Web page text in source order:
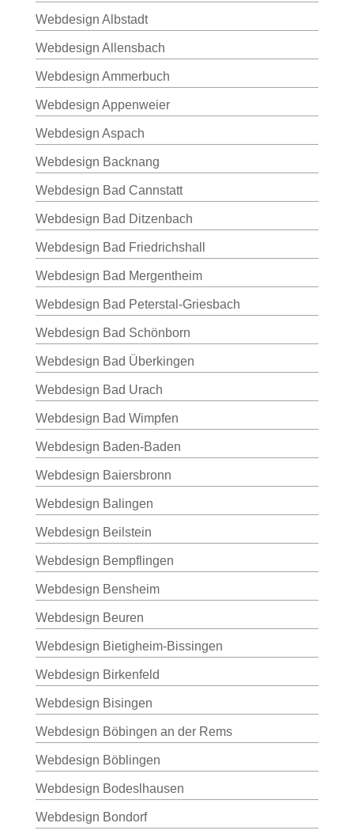
Webdesign Albstadt
Webdesign Allensbach
Webdesign Ammerbuch
Webdesign Appenweier
Webdesign Aspach
Webdesign Backnang
Webdesign Bad Cannstatt
Webdesign Bad Ditzenbach
Webdesign Bad Friedrichshall
Webdesign Bad Mergentheim
Webdesign Bad Peterstal-Griesbach
Webdesign Bad Schönborn
Webdesign Bad Überkingen
Webdesign Bad Urach
Webdesign Bad Wimpfen
Webdesign Baden-Baden
Webdesign Baiersbronn
Webdesign Balingen
Webdesign Beilstein
Webdesign Bempflingen
Webdesign Bensheim
Webdesign Beuren
Webdesign Bietigheim-Bissingen
Webdesign Birkenfeld
Webdesign Bisingen
Webdesign Böbingen an der Rems
Webdesign Böblingen
Webdesign Bodeslhausen
Webdesign Bondorf